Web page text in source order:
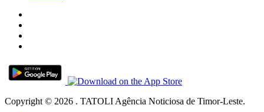
Copyright © 2026 . TATOLI Agência Noticiosa de Timor-Leste.